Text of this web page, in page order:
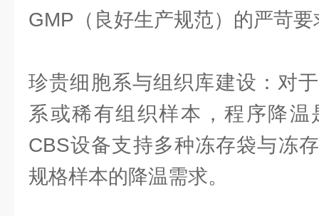
GMP（良好生产规范）的严苛要
珍贵细胞系与组织库建设：对
系或稀有组织样本，程序降
CBS设备支持多种冻存袋与冻
规格样本的降温需求。